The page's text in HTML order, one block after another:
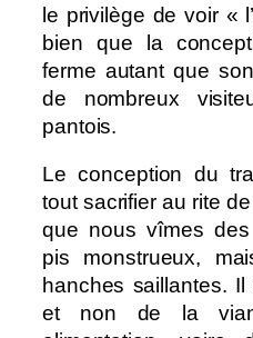
le privilège de voir «
bien que la
ferme autant que
de nombreux
pantois.
Le conception du
tout sacrifier au rite
que nous vîmes
pis monstrueux,
hanches saillantes. Il
et non de la